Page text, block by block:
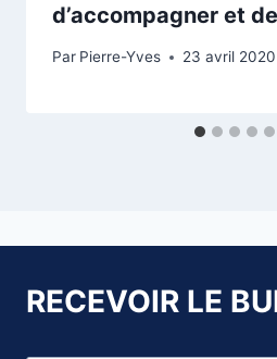
d’accompagner et
Par Pierre-Yves 23 avril 2020
RECEVOIR LE